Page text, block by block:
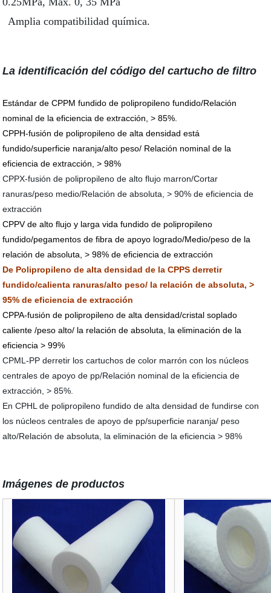
Amplia compatibilidad química.
La identificación del código del cartucho de filtro
Estándar de CPPM fundido de polipropileno fundido/Relación
nominal de la eficiencia de extracción, > 85%.
CPPH-fusión de polipropileno de alta densidad está
fundido/superficie naranja/alto peso/ Relación nominal de la
eficiencia de extracción, > 98%
CPPX-fusión de polipropileno de alto flujo marron/Cortar
ranuras/peso medio/Relación de absoluta, > 90% de eficiencia de
extracción
CPPV de alto flujo y larga vida fundido de polipropileno
fundido/pegamentos de fibra de apoyo logrado/Medio/peso de la
relación de absoluta, > 98% de eficiencia de extracción
De Polipropileno de alta densidad de la CPPS derretir
fundido/calienta ranuras/alto peso/ la relación de absoluta, >
95% de eficiencia de extracción
CPPA-fusión de polipropileno de alta densidad/cristal soplado
caliente /peso alto/ la relación de absoluta, la eliminación de la
eficiencia > 99%
CPML-PP derretir los cartuchos de color marrón con los núcleos
centrales de apoyo de pp/Relación nominal de la eficiencia de
extracción, > 85%.
En CPHL de polipropileno fundido de alta densidad de fundirse con
los núcleos centrales de apoyo de pp/superficie naranja/ peso
alto/Relación de absoluta, la eliminación de la eficiencia > 98%
Imágenes de productos